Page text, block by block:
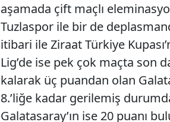
aşamada çift maçlı
Tuzlaspor ile bir de
itibari ile Ziraat Türkiye
Lig’de ise pek çok maçta son
kalarak üç puandan olan
8.’liğe kadar gerilemiş
Galatasaray’ın ise 20 puanı